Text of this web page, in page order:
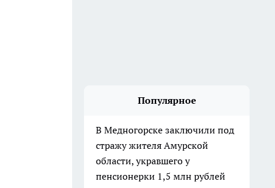
Популярное
В Медногорске заключили под
стражу жителя Амурской
области, укравшего у
пенсионерки 1,5 млн рублей